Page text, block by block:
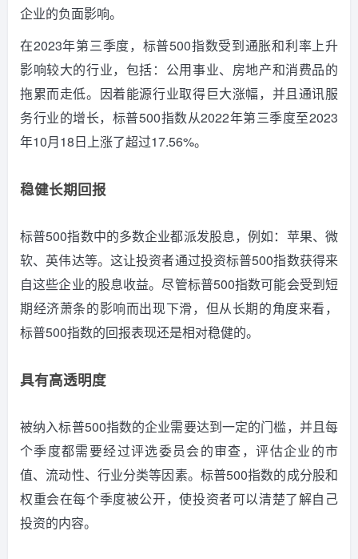
企业的负面影响。
在2023年第三季度，标普500指数受到通胀和利率上升
影响较大的行业，包括：公用事业、房地产和消费品的
拖累而走低。 因着能源行业取得巨大涨幅，并且通讯服
务行业的增长，标普500指数从2022年第三季度至2023
年10月18日上涨了超过17.56%。
稳健长期回报
标普500指数中的多数企业都派发股息，例如：苹果、微
软、英伟达等。 这让投资者通过投资标普500指数获得来
自这些企业的股息收益。尽管标普500指数可能会受到短
期经济萧条的影响而出现下滑，但从长期的角度来看，
标普500指数的回报表现还是相对稳健的。
具有高透明度
被纳入标普500指数的企业需要达到一定的门槛，并且每
个季度都需要经过评选委员会的审查，评估企业的市
值、流动性、行业分类等因素。 标普500指数的成分股和
权重会在每个季度被公开，使投资者可以清楚了解自己
投资的内容。